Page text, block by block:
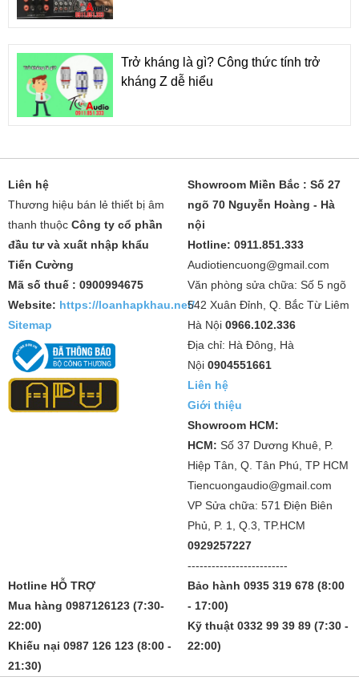
Trở kháng là gì? Công thức tính trở
kháng Z dễ hiểu
Liên hệ
Thương hiệu bán lẻ thiết bị âm
thanh thuộc Công ty cổ phần
đầu tư và xuất nhập khẩu
Tiến Cường
Mã số thuế : 0900994675
Website: https://loanhapkhau.net/
Sitemap
Showroom Miền Bắc : Số 27
ngõ 70 Nguyễn Hoàng - Hà
nội
Hotline: 0911.851.333
Audiotiencuong@gmail.com
Văn phòng sửa chữa: Số 5 ngõ
542 Xuân Đỉnh, Q. Bắc Từ Liêm
Hà Nội 0966.102.336
Địa chỉ: Hà Đông, Hà
Nội 0904551661
Liên hệ
Giới thiệu
Showroom HCM:
HCM: Số 37 Dương Khuê, P.
Hiệp Tân, Q. Tân Phú, TP HCM
Tiencuongaudio@gmail.com
VP Sửa chữa: 571 Điện Biên
Phủ, P. 1, Q.3, TP.HCM
0929257227
-------------------------
Hotline HỖ TRỢ
Mua hàng 0987126123 (7:30-
22:00)
Khiếu nại 0987 126 123 (8:00 -
21:30)
Bảo hành 0935 319 678 (8:00
- 17:00)
Kỹ thuật 0332 99 39 89 (7:30 -
22:00)